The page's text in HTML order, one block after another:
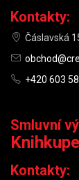
Kontakty:
Čáslavská
+420 603
Smluvní
Kontakty: